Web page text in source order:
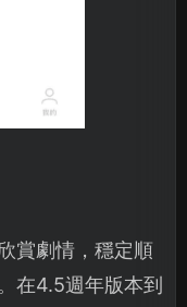
賞劇情，穩定順
在4.5週年版本到